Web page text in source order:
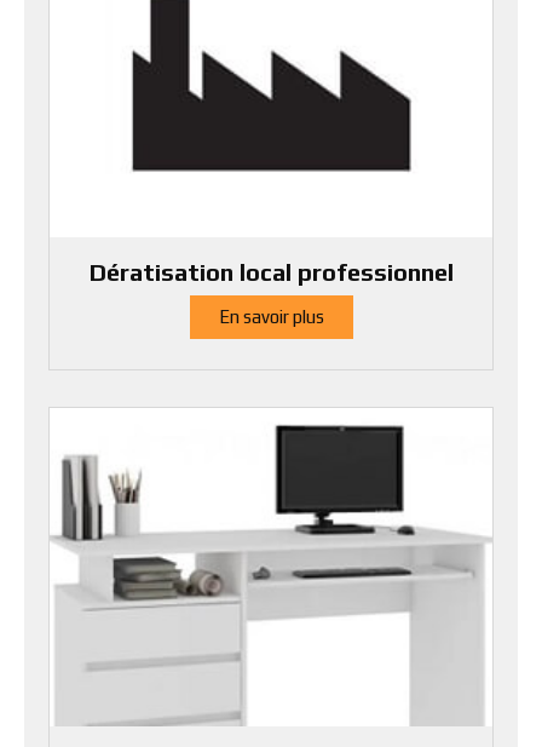
Dératisation local professionnel
En savoir plus